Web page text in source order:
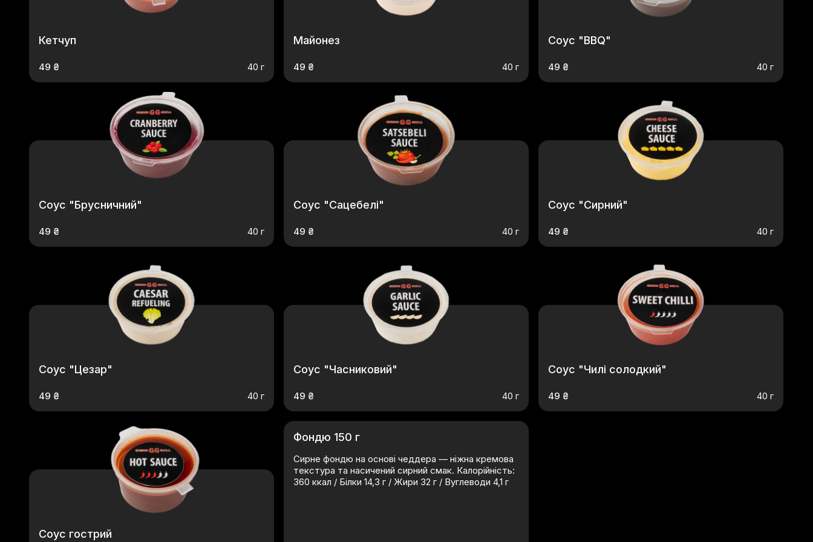
Кетчуп
49 ₴ 40 г
Майонез
49 ₴ 40 г
Соус "BBQ"
49 ₴ 40 г
Соус "Брусничний"
49 ₴ 40 г
Соус "Сацебелі"
49 ₴ 40 г
Соус "Сирний"
49 ₴ 40 г
Соус "Цезар"
49 ₴ 40 г
Соус "Часниковий"
49 ₴ 40 г
Соус "Чилі солодкий"
49 ₴ 40 г
Соус гострий
Фондю 150 г
Сирне фондю на основі чеддера — ніжна кремова
текстура та насичений сирний смак. Калорійність:
360 ккал / Білки 14,3 г / Жири 32 г / Вуглеводи 4,1 г